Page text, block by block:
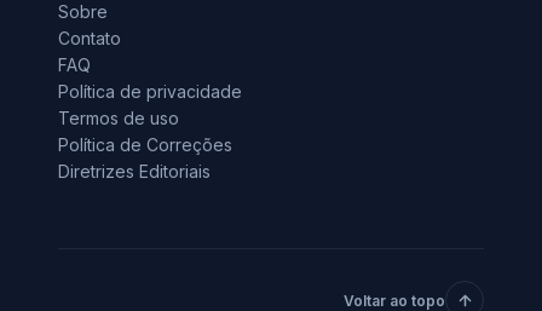
Sobre
Contato
FAQ
Política de privacidade
Termos de uso
Política de Correções
Diretrizes Editoriais
Voltar ao topo